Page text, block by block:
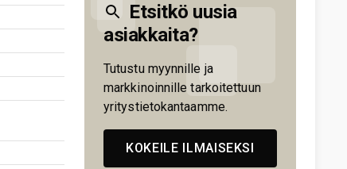
Etsitkö uusia
asiakkaita?
Tutustu myynnille ja
markkinoinnille tarkoitettuun
yritystietokantaamme.
KOKEILE ILMAISEKSI